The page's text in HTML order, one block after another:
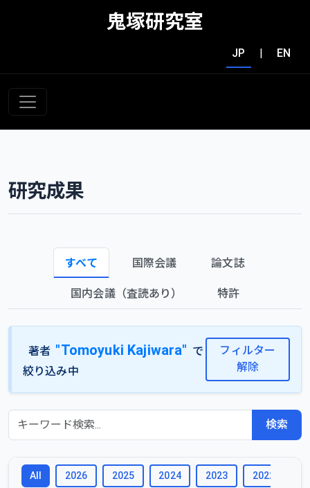
鬼塚研究室
JP | EN
研究成果
すべて 国際会議 論文誌
国内会議（査読あり） 特許
著者 "Tomoyuki Kajiwara" で
絞り込み中
フィルター
解除
検索
All 2026 2025 2024 2023 2022